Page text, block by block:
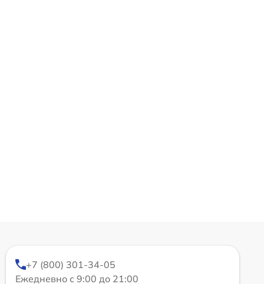
+7 (800) 301-34-05
Ежедневно с 9:00 до 21:00